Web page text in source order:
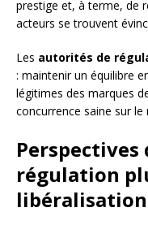
prestige et, à terme, de
acteurs se trouvent
Les autorités de
: maintenir un équilibre
légitimes des marques
concurrence saine sur le
Perspectives
régulation
libéralisation